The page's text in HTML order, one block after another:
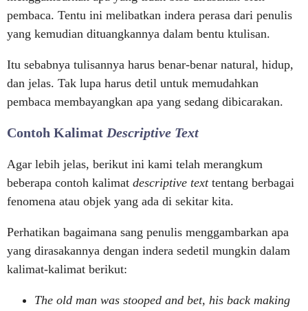
pembaca. Tentu ini melibatkan indera perasa dari penulis
yang kemudian dituangkannya dalam bentu ktulisan.
Itu sebabnya tulisannya harus benar-benar natural, hidup,
dan jelas. Tak lupa harus detil untuk memudahkan
pembaca membayangkan apa yang sedang dibicarakan.
Contoh Kalimat Descriptive Text
Agar lebih jelas, berikut ini kami telah merangkum
beberapa contoh kalimat descriptive text tentang berbagai
fenomena atau objek yang ada di sekitar kita.
Perhatikan bagaimana sang penulis menggambarkan apa
yang dirasakannya dengan indera sedetil mungkin dalam
kalimat-kalimat berikut:
The old man was stooped and bet, his back making